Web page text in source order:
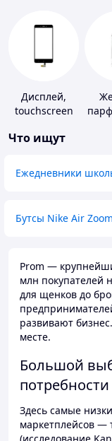
Дисплей,
touchscreen
телефонов
Что ищут
Ежедневники
Бутсы Nike Air
Prom —
млн покупателей
для щенков до
развивают
месте.
Большой
потребности
Здесь самые
маркетплейсов —